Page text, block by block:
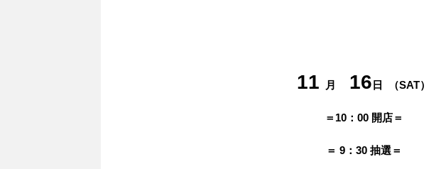
11 月 16 日 （SAT）
＝10：00 開店＝
＝ 9：30 抽選＝